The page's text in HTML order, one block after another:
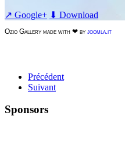
↗ Google+ ⬇ Download
Ozio Gallery made with ❤ by joomla.it
Précédent
Suivant
Sponsors